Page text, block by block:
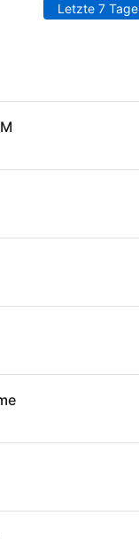
Letzte 7 Tage